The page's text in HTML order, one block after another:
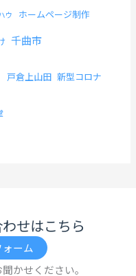
ウ ホームページ制作
千曲市
戸倉上山田 新型コロナ
せはこちら
ーム
かせください。